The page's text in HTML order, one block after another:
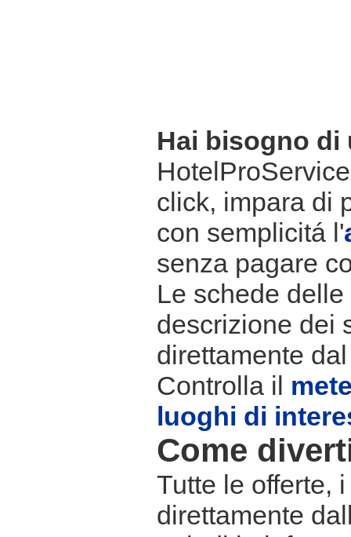
Hai bisogno di
click, impara di
con semplicitá l'
senza pagare
Le schede
descrizione dei
direttamente
Controlla il
luoghi di
Come
Tutte le offerte,
direttamente